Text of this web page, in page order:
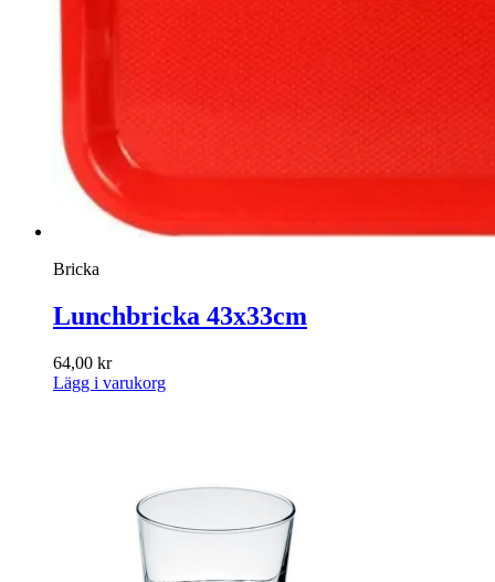
Bricka
Lunchbricka 43x33cm
64,00 kr
Lägg i varukorg